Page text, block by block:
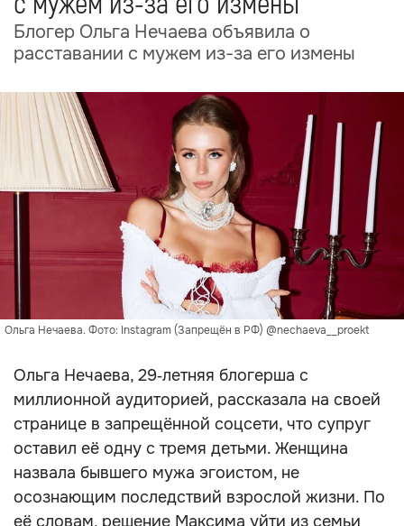
Блогер Ольга Нечаева объявила о
расставании с мужем из-за его измены
Ольга Нечаева. Фото: Instagram (Запрещён в РФ) @nechaeva__proekt
Ольга Нечаева, 29‑летняя блогерша с
миллионной аудиторией, рассказала на своей
странице в запрещённой соцсети, что супруг
оставил её одну с тремя детьми. Женщина
назвала бывшего мужа эгоистом, не
осознающим последствий взрослой жизни. По
её словам, решение Максима уйти из семьи